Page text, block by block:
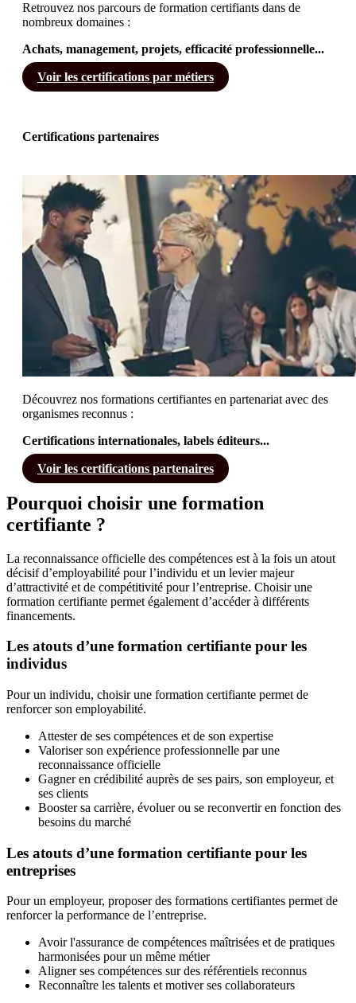
Retrouvez nos parcours de formation certifiants dans de
nombreux domaines :
Achats, management, projets, efficacité professionnelle...
Voir les certifications par métiers
Certifications partenaires
Découvrez nos formations certifiantes en partenariat avec des
organismes reconnus :
Certifications internationales, labels éditeurs...
Voir les certifications partenaires
Pourquoi choisir une formation
certifiante ?
La reconnaissance officielle des compétences est à la fois un atout
décisif d’employabilité pour l’individu et un levier majeur
d’attractivité et de compétitivité pour l’entreprise. Choisir une
formation certifiante permet également d’accéder à différents
financements.
Les atouts d’une formation certifiante pour les
individus
Pour un individu, choisir une formation certifiante permet de
renforcer son employabilité.
Attester de ses compétences et de son expertise
Valoriser son expérience professionnelle par une
reconnaissance officielle
Gagner en crédibilité auprès de ses pairs, son employeur, et
ses clients
Booster sa carrière, évoluer ou se reconvertir en fonction des
besoins du marché
Les atouts d’une formation certifiante pour les
entreprises
Pour un employeur, proposer des formations certifiantes permet de
renforcer la performance de l’entreprise.
Avoir l'assurance de compétences maîtrisées et de pratiques
harmonisées pour un même métier
Aligner ses compétences sur des référentiels reconnus
Reconnaître les talents et motiver ses collaborateurs